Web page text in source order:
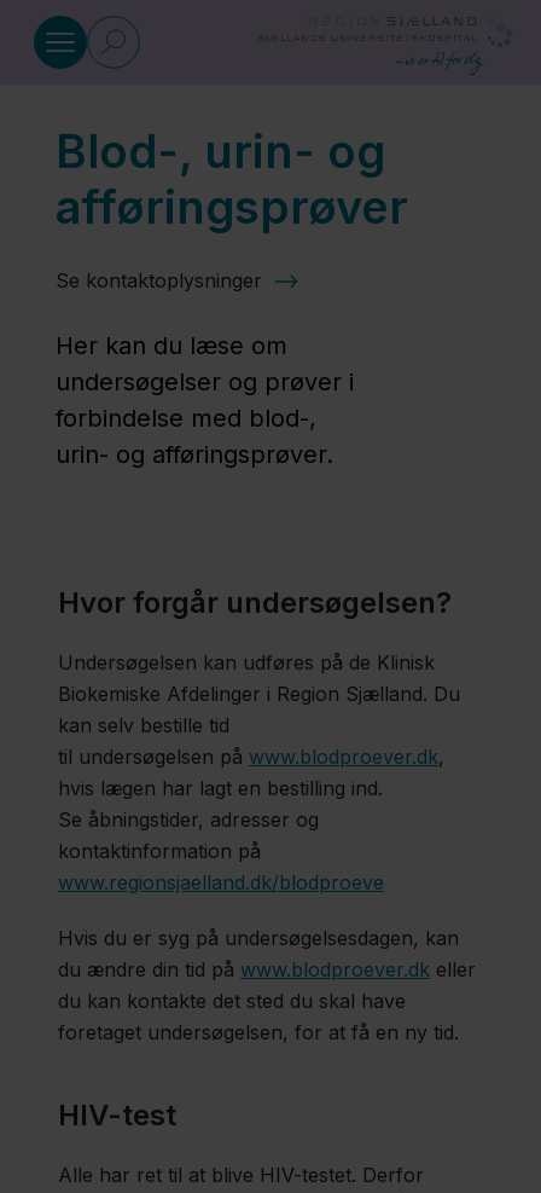
Undersøgelser
Blod-, urin- og
afføringsprøver
Blodprøver
på børn
Blodprøve til måling
(HbA1c)
Calprotectin
i afføring
Glukosebelastning
Hjertekardiogram
Kontrol efter
sterilisation
Laktosebelastning
Blod-, urin- og
afføringsprøver
Se kontaktoplysninger
Her kan du læse om
undersøgelser og prøver i
forbindelse med blod-,
urin- og afføringsprøver.
Hvor forgår undersøgelsen?
Undersøgelsen kan udføres på de Klinisk
Biokemiske Afdelinger i Region Sjælland. Du
kan selv bestille tid
til undersøgelsen på www.blodproever.dk,
hvis lægen har lagt en bestilling ind.
Se åbningstider, adresser og
kontaktinformation på
www.regionsjaelland.dk/blodproeve
Hvis du er syg på undersøgelsesdagen, kan
du ændre din tid på www.blodproever.dk eller
du kan kontakte det sted du skal have
foretaget undersøgelsen, for at få en ny tid.
HIV-test
Alle har ret til at blive HIV-testet. Derfor